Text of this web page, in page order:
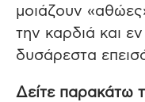
μοιάζουν
την καρδιά και
δυσάρεστα
Δείτε παρακάτω